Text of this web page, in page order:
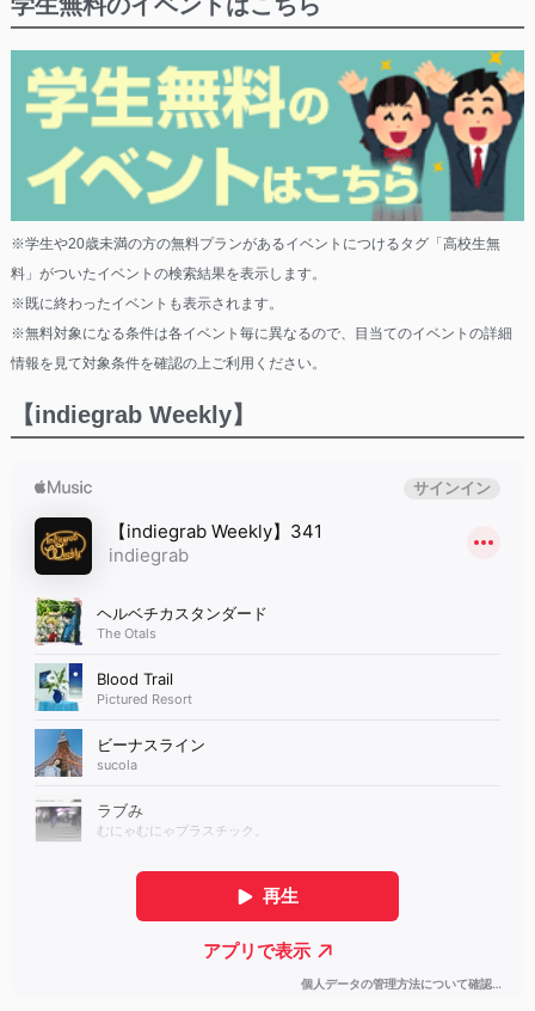
※学生や20歳未満の方の無料プランがあるイベントにつけるタグ「高校生無
料」がついたイベントの検索結果を表示します。
※既に終わったイベントも表示されます。
※無料対象になる条件は各イベント毎に異なるので、目当てのイベントの詳細
情報を見て対象条件を確認の上ご利用ください。
【indiegrab Weekly】